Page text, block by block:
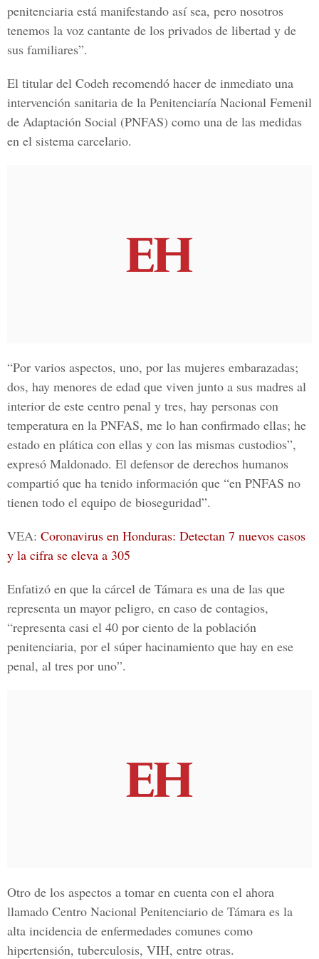
penitenciaria está manifestando así sea, pero nosotros
tenemos la voz cantante de los privados de libertad y de
sus familiares”.
El titular del Codeh recomendó hacer de inmediato una
intervención sanitaria de la Penitenciaría Nacional Femenil
de Adaptación Social (PNFAS) como una de las medidas
en el sistema carcelario.
“Por varios aspectos, uno, por las mujeres embarazadas;
dos, hay menores de edad que viven junto a sus madres al
interior de este centro penal y tres, hay personas con
temperatura en la PNFAS, me lo han confirmado ellas; he
estado en plática con ellas y con las mismas custodios”,
expresó Maldonado. El defensor de derechos humanos
compartió que ha tenido información que “en PNFAS no
tienen todo el equipo de bioseguridad”.
VEA: Coronavirus en Honduras: Detectan 7 nuevos casos
y la cifra se eleva a 305
Enfatizó en que la cárcel de Támara es una de las que
representa un mayor peligro, en caso de contagios,
“representa casi el 40 por ciento de la población
penitenciaria, por el súper hacinamiento que hay en ese
penal, al tres por uno”.
Otro de los aspectos a tomar en cuenta con el ahora
llamado Centro Nacional Penitenciario de Támara es la
alta incidencia de enfermedades comunes como
hipertensión, tuberculosis, VIH, entre otras.